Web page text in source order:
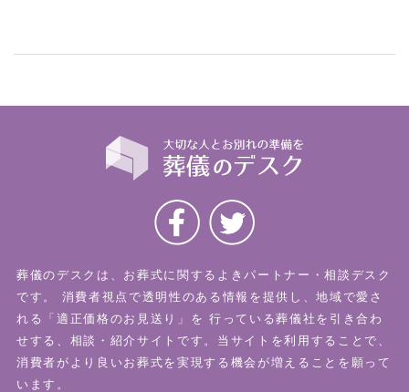
葬儀のデスクは、お葬式に関するよきパートナー・相談デスク
です。
消費者視点で透明性のある情報を提供し、地域で愛さ
れる「適正価格のお見送り」を 行っている葬儀社を引き合わ
せする、相談・紹介サイトです。当サイトを利用することで、
消費者がより良いお葬式を実現する機会が増えることを願って
います。